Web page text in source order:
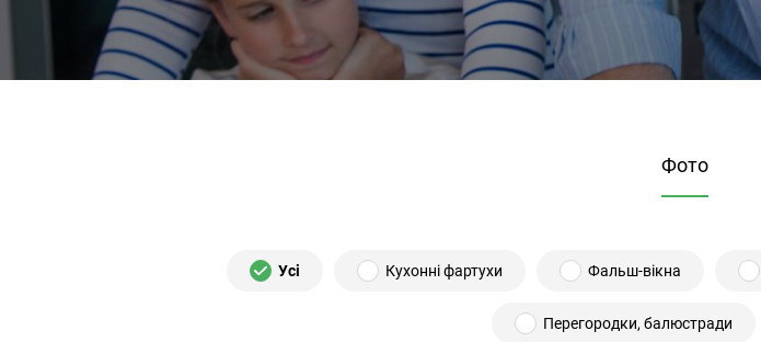
Фото
Усі Кухонні фартухи Фальш-вікна
Перегородки, балюстради